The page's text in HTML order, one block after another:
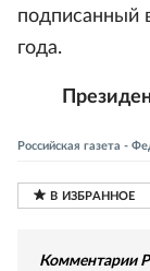
подписанный
года.
Российская газета -
Комментарии